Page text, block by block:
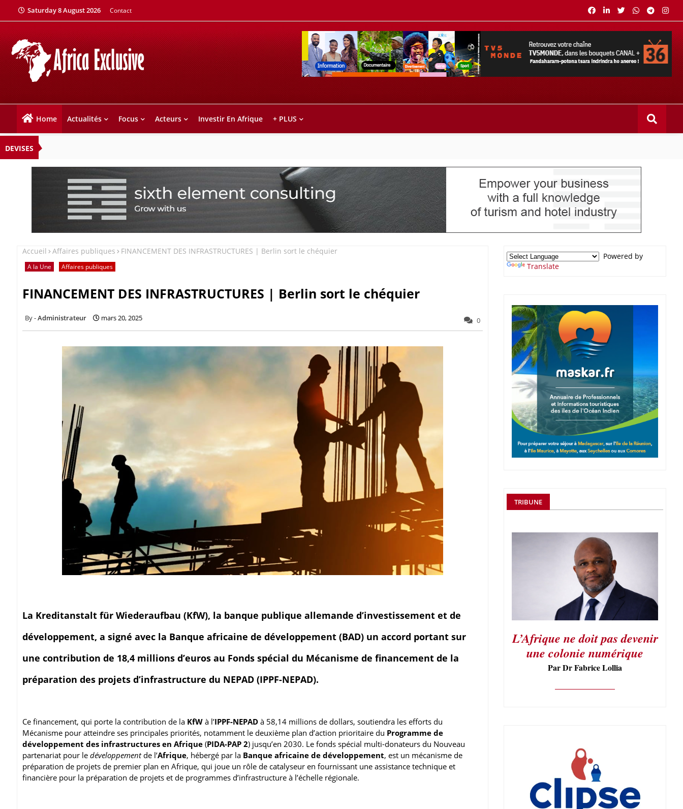
Saturday 8 August 2026 Contact
Home Actualités Focus Acteurs Investir En Afrique + PLUS
DEVISES
Accueil Affaires publiques FINANCEMENT DES INFRASTRUCTURES | Berlin sort le chéquier
A la Une Affaires publiques
FINANCEMENT DES INFRASTRUCTURES | Berlin sort le chéquier
Administrateur mars 20, 2025 0
La Kreditanstalt für Wiederaufbau (KfW), la banque publique allemande d’investissement et de
développement, a signé avec la Banque africaine de développement (BAD) un accord portant sur
une contribution de 18,4 millions d’euros au Fonds spécial du Mécanisme de financement de la
préparation des projets d’infrastructure du NEPAD (IPPF-NEPAD).
Ce financement, qui porte la contribution de la KfW à l’IPPF-NEPAD à 58,14 millions de dollars, soutiendra les efforts du
Mécanisme pour atteindre ses principales priorités, notamment le deuxième plan d’action prioritaire du Programme de
développement des infrastructures en Afrique (PIDA-PAP 2) jusqu’en 2030. Le fonds spécial multi-donateurs du Nouveau
partenariat pour le développementde l’Afrique, hébergé par la Banque africaine de développement, est un mécanisme de
préparation de projets de premier plan en Afrique, qui joue un rôle de catalyseur en fournissant une assistance technique et
financière pour la préparation de projets et de programmes d’infrastructure à l’échelle régionale.
Powered by
Translate
TRIBUNE
L’Afrique ne doit pas devenir
une colonie numérique
Par Dr Fabrice Lollia